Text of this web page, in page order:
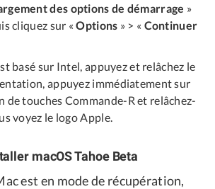
des options de démarrage »
cliquez sur «Options » > « Continuer
basé sur Intel, appuyez et relâchez le
appuyez immédiatement sur
de touches Commande-R et relâchez-
voyez le logo Apple.
macOS Tahoe Beta
est en mode de récupération,